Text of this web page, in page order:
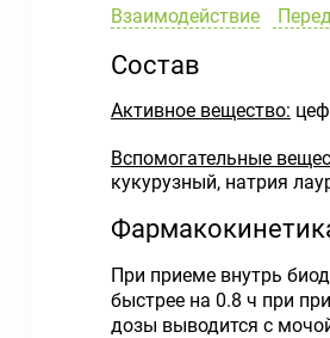
Взаимодействие
Состав
Активное вещество:
Вспомогательные
кукурузный, натрия
При приеме внутрь
быстрее на 0.8 ч при
дозы выводится с